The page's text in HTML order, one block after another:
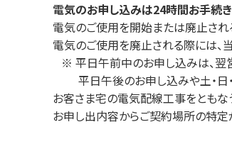
電気のお申し込みは24時間お手続き
電気のご使用を開始または廃止され
電気のご使用を廃止される際には、
※ 平日午前中のお申し込みは、翌
平日午後のお申し込みや土・日・
お客さま宅の電気配線工事をともな
お申し出内容からご契約場所の特定